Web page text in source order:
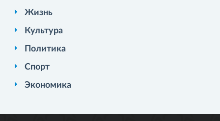
Жизнь
Культура
Политика
Спорт
Экономика